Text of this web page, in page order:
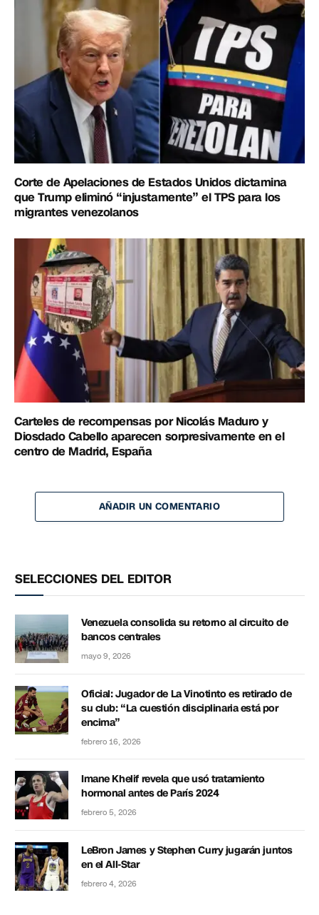
Corte de Apelaciones de Estados Unidos dictamina
que Trump eliminó “injustamente” el TPS para los
migrantes venezolanos
Carteles de recompensas por Nicolás Maduro y
Diosdado Cabello aparecen sorpresivamente en el
centro de Madrid, España
AÑADIR UN COMENTARIO
SELECCIONES DEL EDITOR
Venezuela consolida su retorno al circuito de
bancos centrales
mayo 9, 2026
Oficial: Jugador de La Vinotinto es retirado de
su club: “La cuestión disciplinaria está por
encima”
febrero 16, 2026
Imane Khelif revela que usó tratamiento
hormonal antes de París 2024
febrero 5, 2026
LeBron James y Stephen Curry jugarán juntos
en el All-Star
febrero 4, 2026